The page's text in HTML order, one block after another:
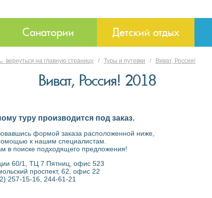
Санатории Детский отдых
← вернуться на главную страницу / Туры и путевки / Виват, Россия!
Виват, Россия! 2018
туру производится под заказ.
формой заказа расположенной ниже,
к нашим специалистам.
в поиске подходящего предложения!
60/1, ТЦ 7 Пятниц, офис 523
проспект, 62, офис 22
257-15-16, 244-61-21